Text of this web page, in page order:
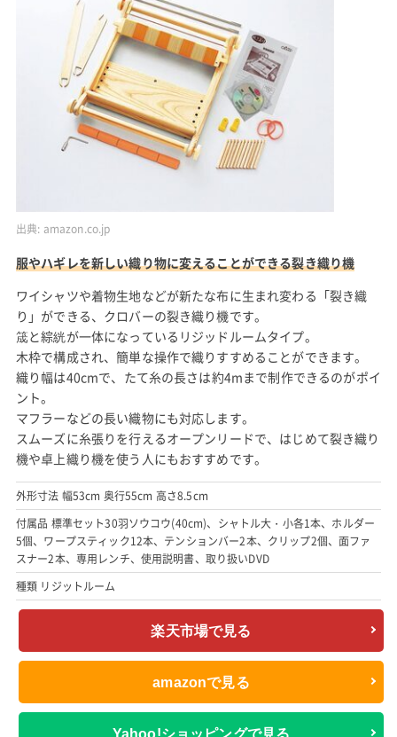
出典: amazon.co.jp
服やハギレを新しい織り物に変えることができる裂き織り機
ワイシャツや着物生地などが新たな布に生まれ変わる「裂き織
り」ができる、クロバーの裂き織り機です。
筬と綜絖が一体になっているリジッドルームタイプ。
木枠で構成され、簡単な操作で織りすすめることができます。
織り幅は40cmで、たて糸の長さは約4mまで制作できるのがポイ
ント。
マフラーなどの長い織物にも対応します。
スムーズに糸張りを行えるオープンリードで、はじめて裂き織り
機や卓上織り機を使う人にもおすすめです。
外形寸法 幅53cm 奥行55cm 高さ8.5cm
付属品 標準セット30羽ソウコウ(40cm)、シャトル大・小各1本、ホルダー
5個、ワープスティック12本、テンションバー2本、クリップ2個、面ファ
スナー2本、専用レンチ、使用説明書、取り扱いDVD
種類 リジットルーム
楽天市場で見る
amazonで見る
Yahoo!ショッピングで見る